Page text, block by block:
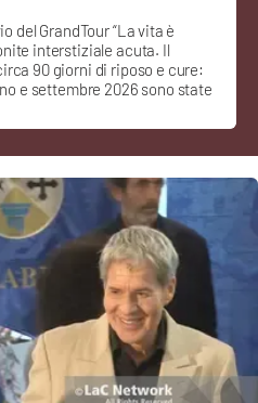
del GrandTour “La vita è
interstiziale acuta. Il
90 giorni di riposo e cure:
e settembre 2026 sono state